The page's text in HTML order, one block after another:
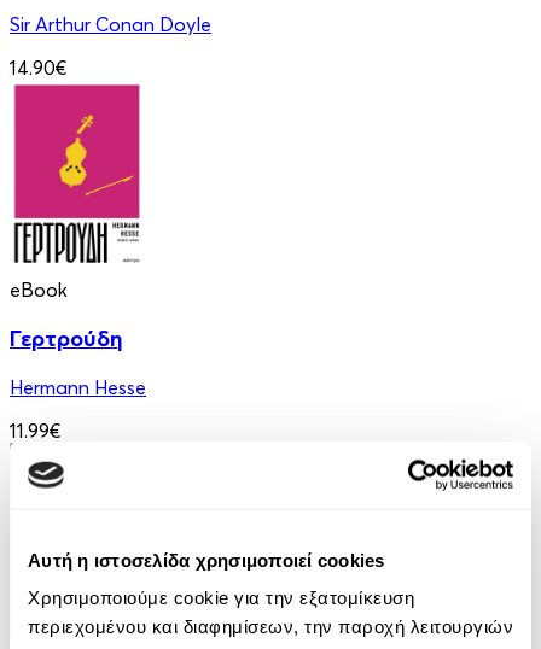
Αυτή η ιστοσελίδα χρησιμοποιεί cookies
Χρησιμοποιούμε cookie για την εξατομίκευση
περιεχομένου και διαφημίσεων, την παροχή λειτουργιών
Sir Arthur Conan Doyle
14.90€
eBook
Γερτρούδη
Hermann Hesse
11.99€